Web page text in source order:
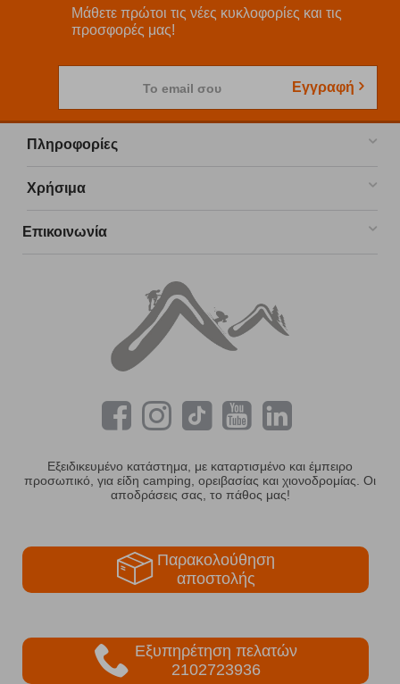
Μάθετε πρώτοι τις νέες κυκλοφορίες και τις
προσφορές μας!
Το email σου Εγγραφή
Πληροφορίες
Χρήσιμα
Επικοινωνία
Εξειδικευμένο κατάστημα, με καταρτισμένο και έμπειρο
προσωπικό, για είδη camping, ορειβασίας και χιονοδρομίας. Οι
αποδράσεις σας, το πάθος μας!
Παρακολούθηση
αποστολής
Εξυπηρέτηση πελατών
2102723936